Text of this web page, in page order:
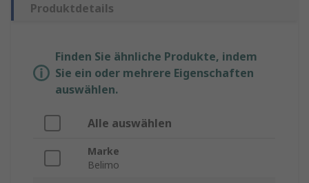
Produktdetails
Finden Sie ähnliche Produkte, indem
Sie ein oder mehrere Eigenschaften
auswählen.
Alle auswählen
Marke
Belimo